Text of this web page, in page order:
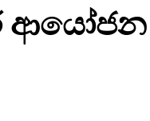
ආයෝජන